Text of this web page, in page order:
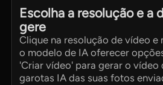
Escolha a resolução e a
gere
Clique na resolução de vídeo e
o modelo de IA oferecer
'Criar vídeo' para gerar o vídeo
garotas IA das suas fotos